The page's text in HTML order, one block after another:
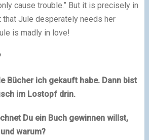
cause trouble.” But it is precisely in
Jule desperately needs her
is madly in love!
Bücher ich gekauft habe. Dann bist
im Lostopf drin.
Du ein Buch gewinnen willst,
warum?